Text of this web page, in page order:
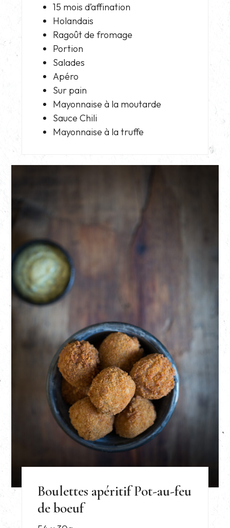
15 mois d’affination
Holandais
Ragoût de fromage
Portion
Salades
Apéro
Sur pain
Mayonnaise à la moutarde
Sauce Chili
Mayonnaise à la truffe
Boulettes apéritif Pot-au-feu
de boeuf